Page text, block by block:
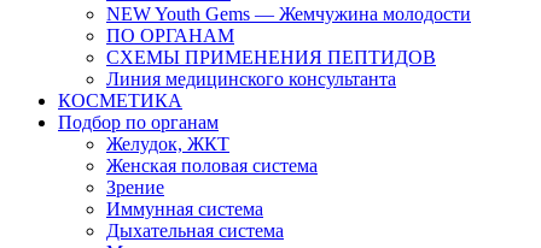
NEW Youth Gems — Жемчужина молодости
ПО ОРГАНАМ
СХЕМЫ ПРИМЕНЕНИЯ ПЕПТИДОВ
Линия медицинского консультанта
КОСМЕТИКА
Подбор по органам
Желудок, ЖКТ
Женская половая система
Зрение
Иммунная система
Дыхательная система